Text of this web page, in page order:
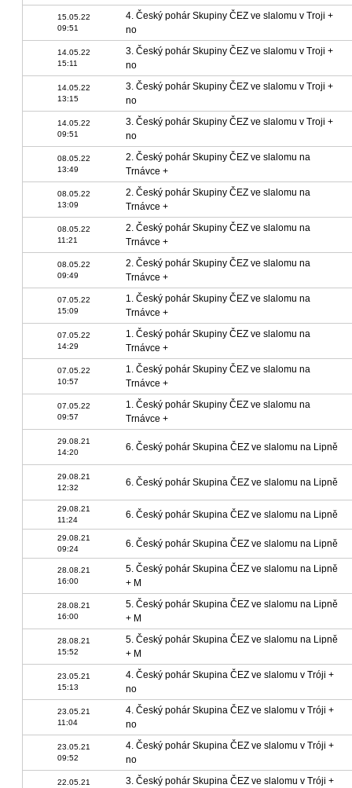
15.05.22
09:51
4. Český pohár Skupiny ČEZ ve slalomu v Troji +
no
14.05.22
15:11
3. Český pohár Skupiny ČEZ ve slalomu v Troji +
no
14.05.22
13:15
3. Český pohár Skupiny ČEZ ve slalomu v Troji +
no
14.05.22
09:51
3. Český pohár Skupiny ČEZ ve slalomu v Troji +
no
08.05.22
13:49
2. Český pohár Skupiny ČEZ ve slalomu na
Trnávce +
08.05.22
13:09
2. Český pohár Skupiny ČEZ ve slalomu na
Trnávce +
08.05.22
11:21
2. Český pohár Skupiny ČEZ ve slalomu na
Trnávce +
08.05.22
09:49
2. Český pohár Skupiny ČEZ ve slalomu na
Trnávce +
07.05.22
15:09
1. Český pohár Skupiny ČEZ ve slalomu na
Trnávce +
07.05.22
14:29
1. Český pohár Skupiny ČEZ ve slalomu na
Trnávce +
07.05.22
10:57
1. Český pohár Skupiny ČEZ ve slalomu na
Trnávce +
07.05.22
09:57
1. Český pohár Skupiny ČEZ ve slalomu na
Trnávce +
29.08.21
14:20
6. Český pohár Skupina ČEZ ve slalomu na Lipně
29.08.21
12:32
6. Český pohár Skupina ČEZ ve slalomu na Lipně
29.08.21
11:24
6. Český pohár Skupina ČEZ ve slalomu na Lipně
29.08.21
09:24
6. Český pohár Skupina ČEZ ve slalomu na Lipně
28.08.21
16:00
5. Český pohár Skupina ČEZ ve slalomu na Lipně
+ M
28.08.21
16:00
5. Český pohár Skupina ČEZ ve slalomu na Lipně
+ M
28.08.21
15:52
5. Český pohár Skupina ČEZ ve slalomu na Lipně
+ M
23.05.21
15:13
4. Český pohár Skupina ČEZ ve slalomu v Tróji +
no
23.05.21
11:04
4. Český pohár Skupina ČEZ ve slalomu v Tróji +
no
23.05.21
09:52
4. Český pohár Skupina ČEZ ve slalomu v Tróji +
no
22.05.21
3. Český pohár Skupina ČEZ ve slalomu v Tróji +